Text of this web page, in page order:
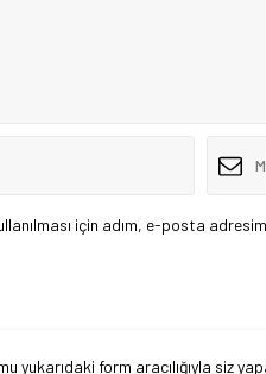
için adım, e-posta
yukarıdaki form aracılığıyla siz